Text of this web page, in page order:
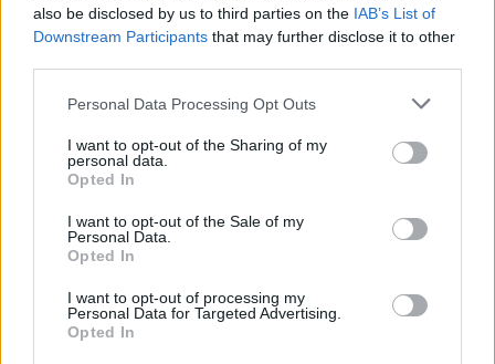
also be disclosed by us to third parties on the IAB’s List of
Downstream Participants that may further disclose it to other
Personal Data Processing Opt Outs
I want to opt-out of the Sharing of my
personal data.
Opted In
I want to opt-out of the Sale of my
Personal Data.
Opted In
I want to opt-out of processing my
Personal Data for Targeted Advertising.
Opted In
Kinijos gamintojai veržiasi
į Lietuvos rinką: egzotika
Pensijų pinigai -